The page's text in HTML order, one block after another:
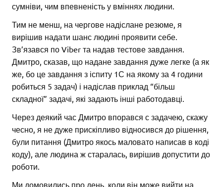
сумніви, чим впевненість у вміннях людини.
Тим не менш, на чергове надіслане резюме, я
вирішив надати шанс людині проявити себе.
Зв’язався по Viber та надав тестове завдання.
Дмитро, сказав, що надане завдання дуже легке (а як
же, бо це завдання з іспиту 1С на якому за 4 години
робиться 5 задач) і надіслав приклад “більш
складної” задачі, які задають інші работодавці.
Через деякий час Дмитро впорався с задачею, скажу
чесно, я не дуже прискіпливо відносився до рішення,
були питання (Дмитро якось маловато написав в коді
коду), але людина ж старалась, вирішив допустити до
роботи.
Ми домовились про день, коли він може вийти на